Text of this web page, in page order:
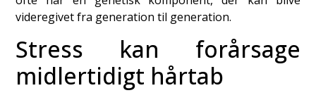
videregivet fra generation til generation.
Stress kan forårsage
midlertidigt hårtab